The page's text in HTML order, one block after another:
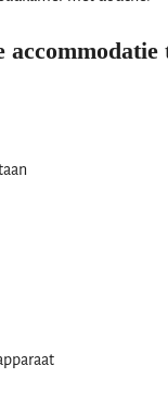
accommodatie